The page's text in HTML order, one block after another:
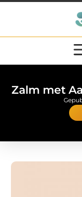
Zalm met